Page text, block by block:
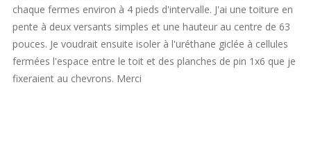
chaque fermes environ à 4 pieds d'intervalle. J'ai une toiture en
pente à deux versants simples et une hauteur au centre de 63
pouces. Je voudrait ensuite isoler à l'uréthane giclée à cellules
fermées l'espace entre le toit et des planches de pin 1x6 que je
fixeraient au chevrons. Merci